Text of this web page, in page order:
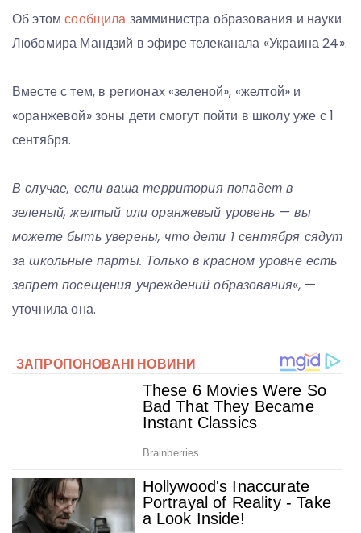
Об этомсообщила замминистра образования и науки
Любомира Мандзий в эфире телеканала «Украина 24».
Вместе с тем, в регионах «зеленой», «желтой» и
«оранжевой» зоны дети смогут пойти в школу уже с 1
сентября.
В случае, если ваша территория попадет в
зеленый, желтый или оранжевый уровень — вы
можете быть уверены, что дети 1 сентября сядут
за школьные парты. Только в красном уровне есть
запрет посещения учреждений образования«, —
уточнила она.